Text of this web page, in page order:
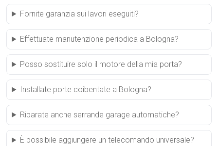
Fornite garanzia sui lavori eseguiti?
Effettuate manutenzione periodica a Bologna?
Posso sostituire solo il motore della mia porta?
Installate porte coibentate a Bologna?
Riparate anche serrande garage automatiche?
È possibile aggiungere un telecomando universale?